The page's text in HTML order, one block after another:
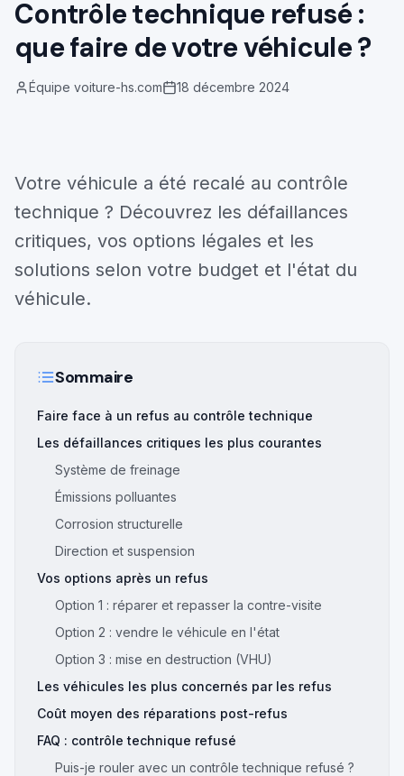
Démarches
Estimation gratuite
Contrôle technique refusé :
que faire de votre véhicule ?
Équipe voiture-hs.com 18 décembre 2024
Votre véhicule a été recalé au contrôle
technique ? Découvrez les défaillances
critiques, vos options légales et les
solutions selon votre budget et l'état du
véhicule.
Sommaire
Faire face à un refus au contrôle technique
Les défaillances critiques les plus courantes
Système de freinage
Émissions polluantes
Corrosion structurelle
Direction et suspension
Vos options après un refus
Option 1 : réparer et repasser la contre-visite
Option 2 : vendre le véhicule en l'état
Option 3 : mise en destruction (VHU)
Les véhicules les plus concernés par les refus
Coût moyen des réparations post-refus
FAQ : contrôle technique refusé
Puis-je rouler avec un contrôle technique refusé ?